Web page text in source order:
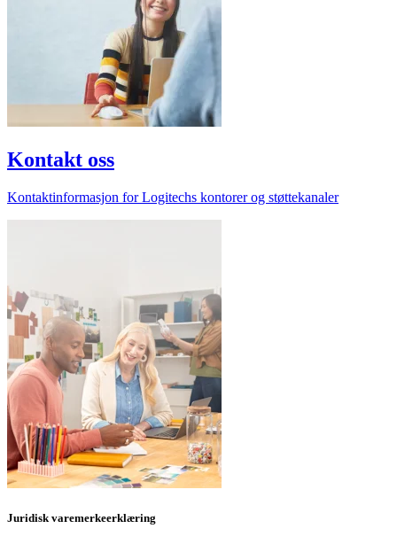
Kontakt oss
Kontaktinformasjon for Logitechs kontorer og støttekanaler
Juridisk varemerkeerklæring